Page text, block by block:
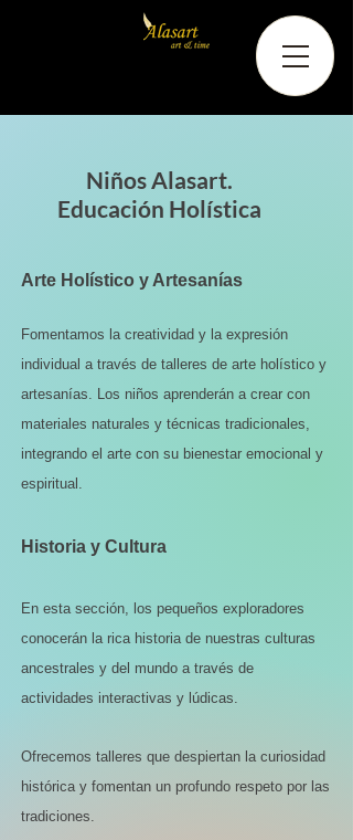
Niños Alasart.
Educación Holística
Arte Holístico y Artesanías
Fomentamos la creatividad y la expresión
individual a través de talleres de arte holístico y
artesanías. Los niños aprenderán a crear con
materiales naturales y técnicas tradicionales,
integrando el arte con su bienestar emocional y
espiritual.
Historia y Cultura
En esta sección, los pequeños exploradores
conocerán la rica historia de nuestras culturas
ancestrales y del mundo a través de
actividades interactivas y lúdicas.
Ofrecemos talleres que despiertan la curiosidad
histórica y fomentan un profundo respeto por las
tradiciones.